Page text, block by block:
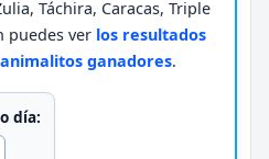
Táchira, Caracas, Triple
puedes ver los resultados
ganadores.
día: